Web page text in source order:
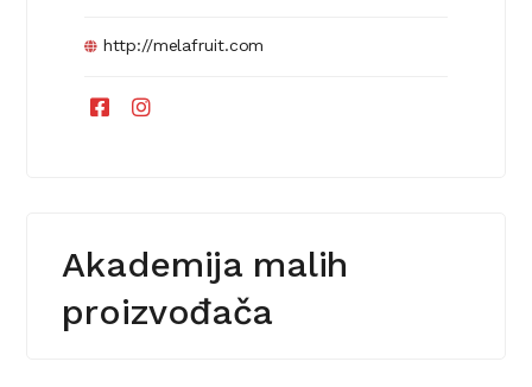
http://melafruit.com
Akademija malih
proizvođača